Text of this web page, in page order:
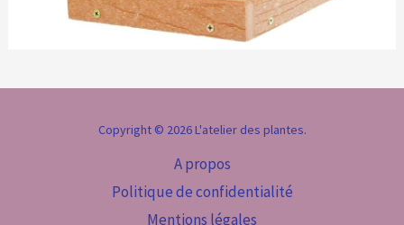
Copyright © 2026 L'atelier des plantes.
A propos
Politique de confidentialité
Mentions légales